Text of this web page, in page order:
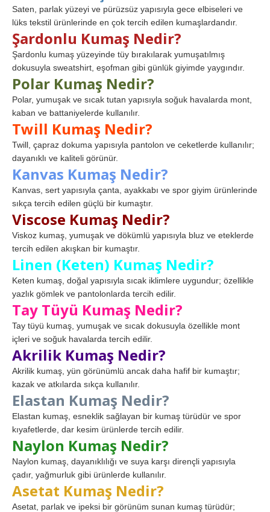
Saten, parlak yüzeyi ve pürüzsüz yapısıyla gece elbiseleri ve
lüks tekstil ürünlerinde en çok tercih edilen kumaşlardandır.
Şardonlu Kumaş Nedir?
Şardonlu kumaş yüzeyinde tüy bırakılarak yumuşatılmış
dokusuyla sweatshirt, eşofman gibi günlük giyimde yaygındır.
Polar Kumaş Nedir?
Polar, yumuşak ve sıcak tutan yapısıyla soğuk havalarda mont,
kaban ve battaniyelerde kullanılır.
Twill Kumaş Nedir?
Twill, çapraz dokuma yapısıyla pantolon ve ceketlerde kullanılır;
dayanıklı ve kaliteli görünür.
Kanvas Kumaş Nedir?
Kanvas, sert yapısıyla çanta, ayakkabı ve spor giyim ürünlerinde
sıkça tercih edilen güçlü bir kumaştır.
Viscose Kumaş Nedir?
Viskoz kumaş, yumuşak ve dökümlü yapısıyla bluz ve eteklerde
tercih edilen akışkan bir kumaştır.
Linen (Keten) Kumaş Nedir?
Keten kumaş, doğal yapısıyla sıcak iklimlere uygundur; özellikle
yazlık gömlek ve pantolonlarda tercih edilir.
Tay Tüyü Kumaş Nedir?
Tay tüyü kumaş, yumuşak ve sıcak dokusuyla özellikle mont
içleri ve soğuk havalarda tercih edilir.
Akrilik Kumaş Nedir?
Akrilik kumaş, yün görünümlü ancak daha hafif bir kumaştır;
kazak ve atkılarda sıkça kullanılır.
Elastan Kumaş Nedir?
Elastan kumaş, esneklik sağlayan bir kumaş türüdür ve spor
kıyafetlerde, dar kesim ürünlerde tercih edilir.
Naylon Kumaş Nedir?
Naylon kumaş, dayanıklılığı ve suya karşı dirençli yapısıyla
çadır, yağmurluk gibi ürünlerde kullanılır.
Asetat Kumaş Nedir?
Asetat, parlak ve ipeksi bir görünüm sunan kumaş türüdür;